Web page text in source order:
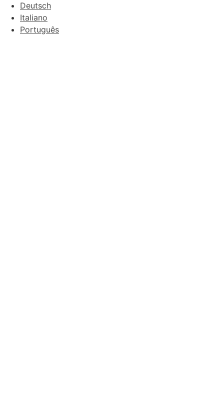
Deutsch
Italiano
Português